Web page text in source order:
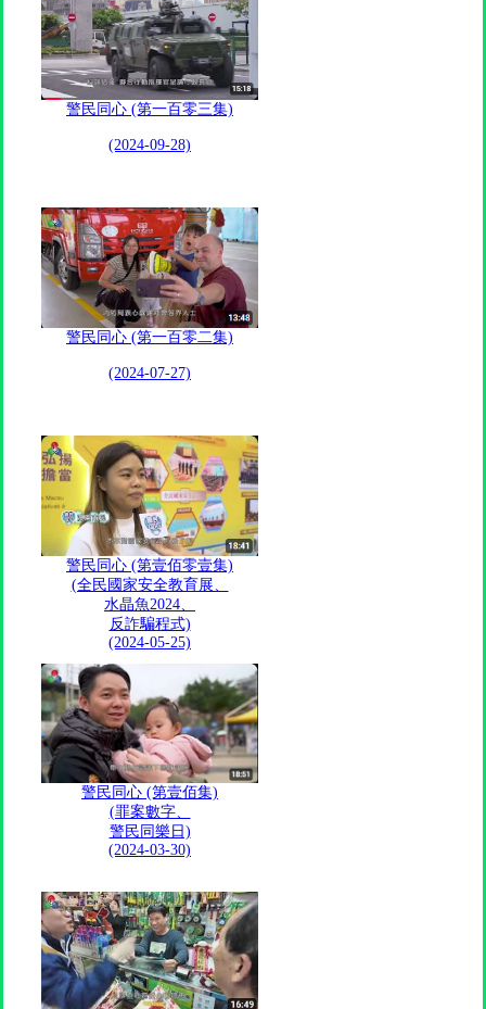
警民同心 (第一百零三集)
(2024-09-28)
警民同心 (第一百零二集)
(2024-07-27)
警民同心 (第壹佰零壹集)
(全民國家安全教育展、
水晶魚2024、
反詐騙程式)
(2024-05-25)
警民同心 (第壹佰集)
(罪案數字、
警民同樂日)
(2024-03-30)